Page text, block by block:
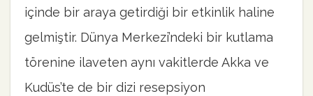
içinde bir araya getirdiği bir etkinlik haline
gelmiştir. Dünya Merkezi’ndeki bir kutlama
törenine ilaveten aynı vakitlerde Akka ve
Kudüs’te de bir dizi resepsiyon